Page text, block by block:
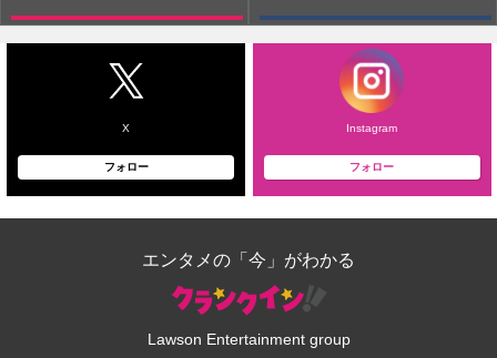
X
フォロー
Instagram
フォロー
エンタメの「今」がわかる
Lawson Entertainment group